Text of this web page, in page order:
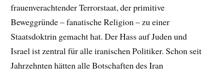
frauenverachtender Terrorstaat, der primitive
Beweggründe – fanatische Religion – zu einer
Staatsdoktrin gemacht hat. Der Hass auf Juden und
Israel ist zentral für alle iranischen Politiker. Schon seit
Jahrzehnten hätten alle Botschaften des Iran